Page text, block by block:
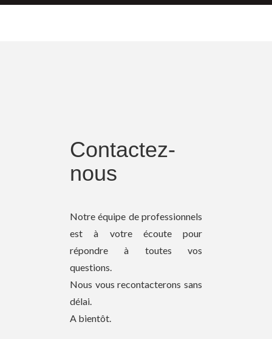
Contactez-
nous
Notre équipe de professionnels
est à votre écoute pour
répondre à toutes vos
questions.
Nous vous recontacterons sans
délai.
A bientôt.